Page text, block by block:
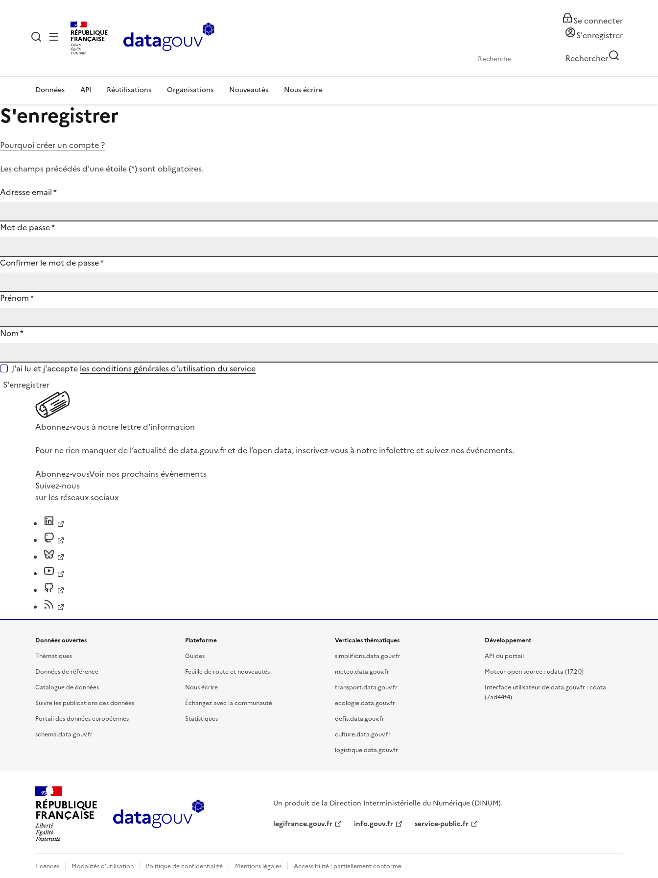
RÉPUBLIQUE
FRANÇAISE
Se connecter
S'enregistrer
Rechercher
Données API Réutilisations Organisations Nouveautés Nous écrire
S'enregistrer
Pourquoi créer un compte ?
Les champs précédés d'une étoile (*) sont obligatoires.
Adresse email*
Mot de passe*
Confirmer le mot de passe*
Prénom*
Nom*
J'ai lu et j'accepte les conditions générales d'utilisation du service
S'enregistrer
Abonnez-vous à notre lettre d'information
Pour ne rien manquer de l’actualité de data.gouv.fr et de l’open data, inscrivez-vous à notre infolettre et suivez nos événements.
Abonnez-vousVoir nos prochains évènements
Suivez-nous
sur les réseaux sociaux
Données ouvertes
Thématiques
Données de référence
Catalogue de données
Suivre les publications des données
Portail des données européennes
schema.data.gouv.fr
Plateforme
Guides
Feuille de route et nouveautés
Nous écrire
Échangez avec la communauté
Statistiques
Verticales thématiques
simplifions.data.gouv.fr
meteo.data.gouv.fr
transport.data.gouv.fr
ecologie.data.gouv.fr
defis.data.gouv.fr
culture.data.gouv.fr
logistique.data.gouv.fr
Développement
API du portail
Moteur open source : udata (17.2.0)
Interface utilisateur de data.gouv.fr : cdata
(7ad44f4)
RÉPUBLIQUE
FRANÇAISE
Un produit de la Direction Interministérielle du Numérique (DINUM).
legifrance.gouv.fr
info.gouv.fr service-public.fr
Licences Modalités d'utilisation Politique de confidentialité Mentions légales Accessibilité : partiellement conforme